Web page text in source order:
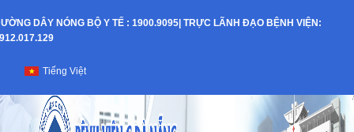
to
DÂY NÓNG BỘ Y TẾ : 1900.9095| TRỰC LÃNH ĐẠO BỆNH VIỆN:
Bệnh
Viện
Tiếng Việt